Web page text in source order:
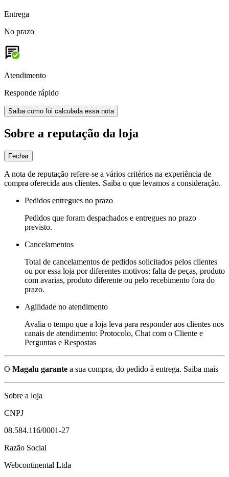
Entrega
No prazo
Atendimento
Responde rápido
Saiba como foi calculada essa nota
Sobre a reputação da loja
Fechar
A nota de reputação refere-se a vários critérios na experiência de
compra oferecida aos clientes. Saiba o que levamos a consideração.
Pedidos entregues no prazo
Pedidos que foram despachados e entregues no prazo
previsto.
Cancelamentos
Total de cancelamentos de pedidos solicitados pelos clientes
ou por essa loja por diferentes motivos: falta de peças, produto
com avarias, produto diferente ou pelo recebimento fora do
prazo.
Agilidade no atendimento
Avalia o tempo que a loja leva para responder aos clientes nos
canais de atendimento: Protocolo, Chat com o Cliente e
Perguntas e Respostas
O Magalu garante a sua compra, do pedido à entrega. Saiba mais
Sobre a loja
CNPJ
08.584.116/0001-27
Razão Social
Webcontinental Ltda